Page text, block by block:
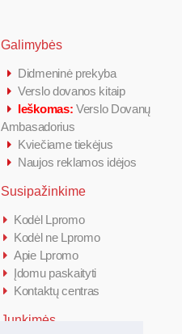
Galimybės
Didmeninė prekyba
Verslo dovanos kitaip
Ieškomas: Verslo Dovanų
Ambasadorius
Kviečiame tiekėjus
Naujos reklamos idėjos
Susipažinkime
Kodėl Lpromo
Kodėl ne Lpromo
Apie Lpromo
Įdomu paskaityti
Kontaktų centras
Junkimės